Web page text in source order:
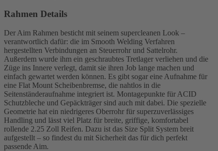
Rahmen Details
Der Aim Rahmen besticht mit seinem supercleanen Look –
verantwortlich dafür: die im Smooth Welding Verfahren
hergestellten Verbindungen an Steuerrohr und Sattelrohr.
Außerdem wurde ihm ein geschraubtes Tretlager verliehen und die
Züge ins Innere verlegt, damit sie ihren Job lange machen und
einfach gewartet werden können. Es gibt sogar eine Aufnahme für
eine Flat Mount Scheibenbremse, die nahtlos in die
Seitenständeraufnahme integriert ist. Montagepunkte für ACID
Schutzbleche und Gepäckträger sind auch mit dabei. Die spezielle
Geometrie hat ein niedrigeres Oberrohr für superzuverlässiges
Handling und lässt viel Platz für breite, griffige, komfortabel
rollende 2.25 Zoll Reifen. Dazu ist das Size Split System breit
aufgestellt – so findest du mit Sicherheit das für dich perfekt
passende Aim.